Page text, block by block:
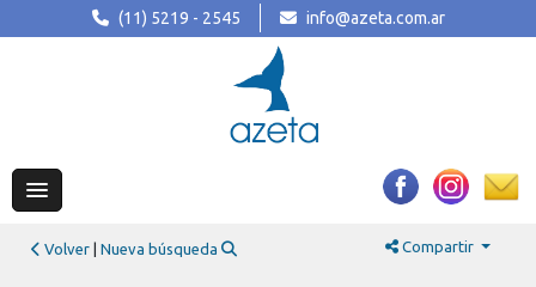
(11) 5219 - 2545 info@azeta.com.ar
Volver |Nueva búsqueda Compartir